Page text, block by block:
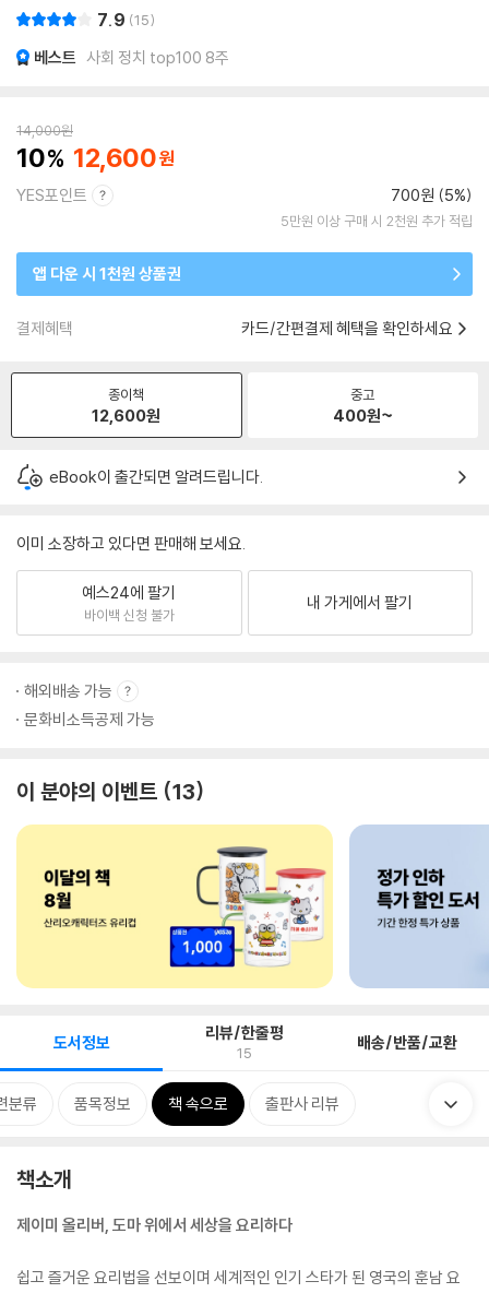
7.9 15
베스트 사회 정치 top100 8주
14,000원
10 12,600
YES포인트 700원 (5%)
5만원 이상 구매 시 2천원 추가 적립
앱 다운 시 1천원 상품권
결제혜택 카드/간편결제 혜택을 확인하세요
종이책
12,600원
중고
400원~
eBook이 출간되면 알려드립니다.
이미 소장하고 있다면 판매해 보세요.
예스24에 팔기
바이백 신청 불가
내 가게에서 팔기
해외배송 가능
문화비소득공제 가능
이 분야의 이벤트 13
도서정보 리뷰/한줄평
15 배송/반품/교환
분류 품목정보 책 속으로 출판사 리뷰
책소개
제이미 올리버, 도마 위에서 세상을 요리하다
쉽고 즐거운 요리법을 선보이며 세계적인 인기 스타가 된 영국의 훈남 요